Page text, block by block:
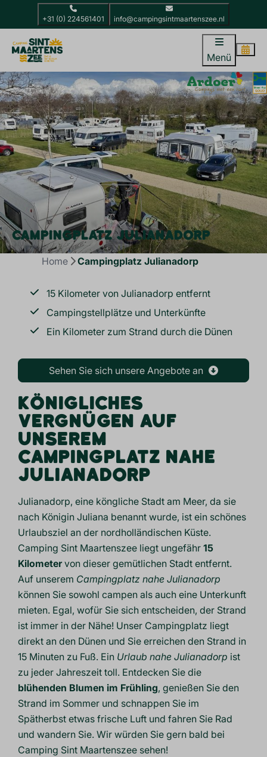
+31 (0) 224561401 info@campingsintmaartenszee.nl
Menü
CAMPINGPLATZ JULIANADORP
Home Campingplatz Julianadorp
15 Kilometer von Julianadorp entfernt
Campingstellplätze und Unterkünfte
Ein Kilometer zum Strand durch die Dünen
Sehen Sie sich unsere Angebote an
KÖNIGLICHES
VERGNÜGEN AUF
UNSEREM
CAMPINGPLATZ NAHE
JULIANADORP
Julianadorp, eine köngliche Stadt am Meer, da sie
nach Königin Juliana benannt wurde, ist ein schönes
Urlaubsziel an der nordholländischen Küste.
Camping Sint Maartenszee liegt ungefähr15
Kilometer von dieser gemütlichen Stadt entfernt.
Auf unserem Campingplatz nahe Julianadorp
können Sie sowohl campen als auch eine Unterkunft
mieten. Egal, wofür Sie sich entscheiden, der Strand
ist immer in der Nähe! Unser Campingplatz liegt
direkt an den Dünen und Sie erreichen den Strand in
15 Minuten zu Fuß. Ein Urlaub nahe Julianadorp ist
zu jeder Jahreszeit toll. Entdecken Sie die
blühenden Blumen im Frühling, genießen Sie den
Strand im Sommer und schnappen Sie im
Spätherbst etwas frische Luft und fahren Sie Rad
und wandern Sie. Wir würden Sie gern bald bei
Camping Sint Maartenszee sehen!